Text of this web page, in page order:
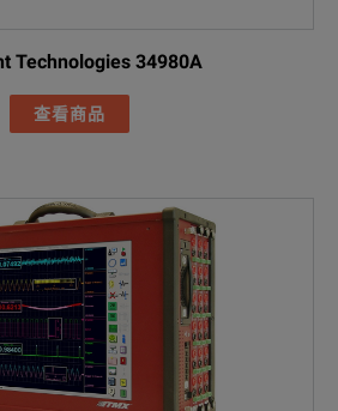
Technologies 34980A
查看商品